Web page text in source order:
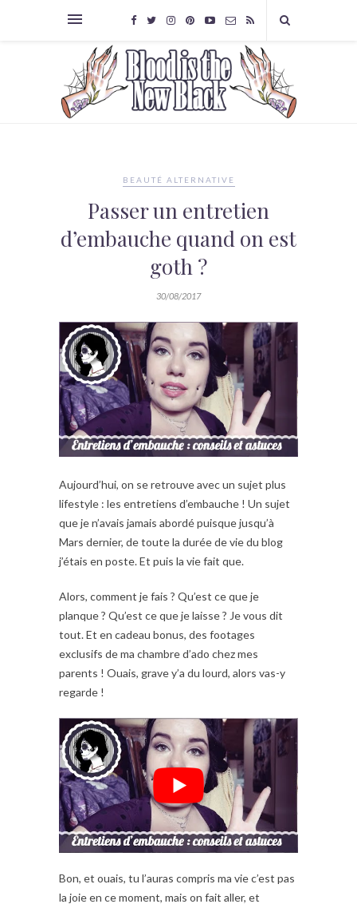
BEAUTÉ ALTERNATIVE
Passer un entretien
d’embauche quand on est
goth ?
30/08/2017
Aujourd’hui, on se retrouve avec un sujet plus
lifestyle : les entretiens d’embauche ! Un sujet
que je n’avais jamais abordé puisque jusqu’à
Mars dernier, de toute la durée de vie du blog
j’étais en poste. Et puis la vie fait que.
Alors, comment je fais ? Qu’est ce que je
planque ? Qu’est ce que je laisse ? Je vous dit
tout. Et en cadeau bonus, des footages
exclusifs de ma chambre d’ado chez mes
parents ! Ouais, grave y’a du lourd, alors vas-y
regarde !
Bon, et ouais, tu l’auras compris ma vie c’est pas
la joie en ce moment, mais on fait aller, et